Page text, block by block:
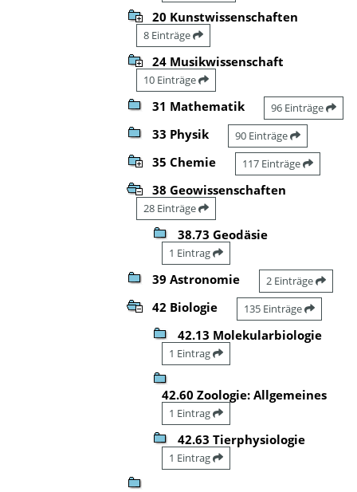
20 Kunstwissenschaften
8 Einträge
24 Musikwissenschaft
10 Einträge
31 Mathematik 96 Einträge
33 Physik 90 Einträge
35 Chemie 117 Einträge
38 Geowissenschaften
28 Einträge
38.73 Geodäsie
1 Eintrag
39 Astronomie 2 Einträge
42 Biologie 135 Einträge
42.13 Molekularbiologie
1 Eintrag
42.60 Zoologie: Allgemeines
1 Eintrag
42.63 Tierphysiologie
1 Eintrag